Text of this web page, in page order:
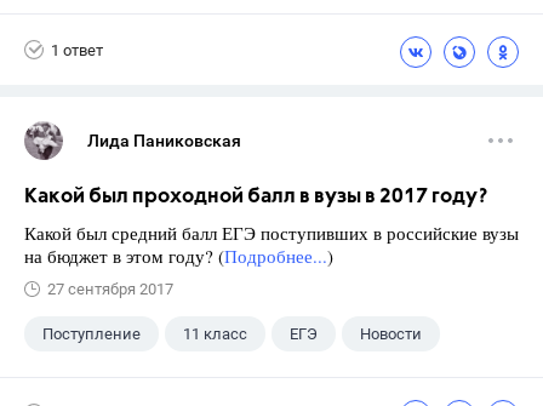
1 ответ
Лида Паниковская
Какой был проходной балл в вузы в 2017 году?
Какой был средний балл ЕГЭ поступивших в российские вузы
на бюджет в этом году? (Подробнее...)
27 сентября 2017
Поступление 11 класс ЕГЭ Новости